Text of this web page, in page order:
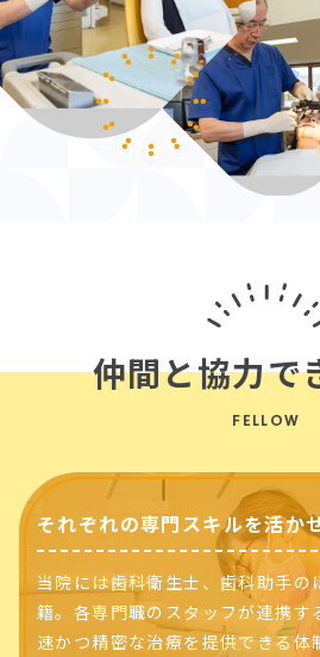
仲間と協力で
FELLOW
それぞれの専門スキルを活か
当院には歯科衛生士、歯科助手の
籍。各専門職のスタッフが連携す
速かつ精密な治療を提供できる体